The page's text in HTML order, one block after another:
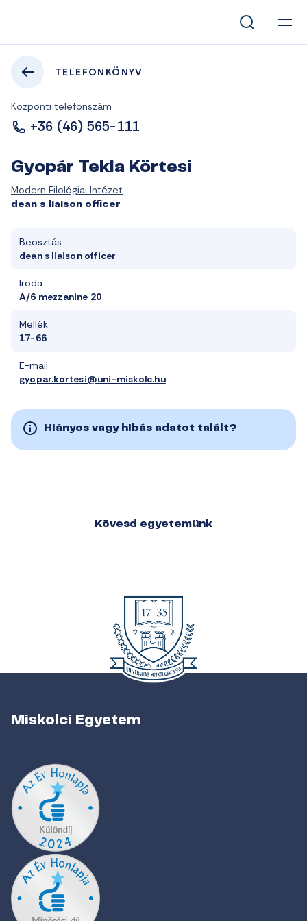
TELEFONKÖNYV
Központi telefonszám
+36 (46) 565-111
Gyopár Tekla Körtesi
Modern Filológiai Intézet
dean s liaison officer
Beosztás
dean s liaison officer
Iroda
A/6 mezzanine 20
Mellék
17-66
E-mail
gyopar.kortesi@uni-miskolc.hu
Hiányos vagy hibás adatot talált?
Kövesd egyetemünk
Miskolci Egyetem